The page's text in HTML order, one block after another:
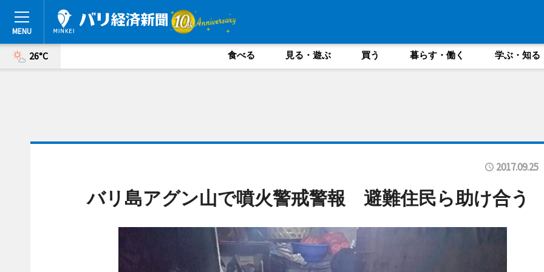
26°C 食べる 見る・遊ぶ 買う 暮らす・働く 学ぶ・知る
2017.09.25
バリ島アグン山で噴火警戒警報 避難住民ら助け合う